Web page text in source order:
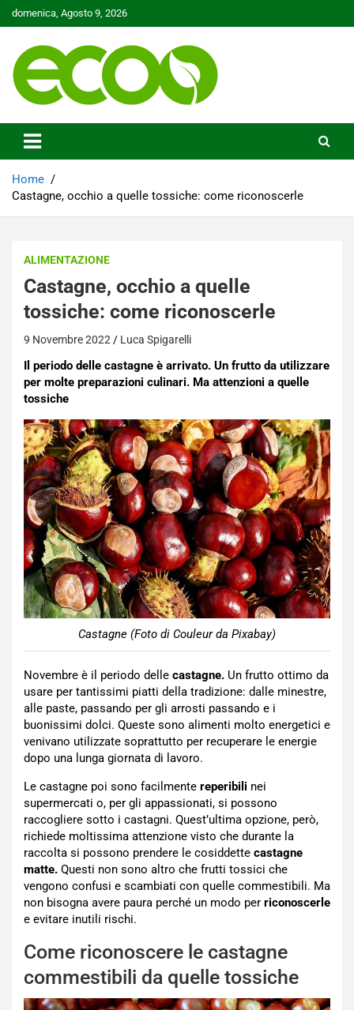
Skip
to
domenica, Agosto 9, 2026
Ecoo.it
Home
Castagne, occhio a quelle tossiche: come riconoscerle
ALIMENTAZIONE
Castagne, occhio a quelle
tossiche: come riconoscerle
9 Novembre 2022 Luca Spigarelli
Il periodo delle castagne è arrivato. Un frutto da utilizzare
per molte preparazioni culinari. Ma attenzioni a quelle
tossiche
Castagne (Foto di Couleur da Pixabay)
Novembre è il periodo delle castagne. Un frutto ottimo da
usare per tantissimi piatti della tradizione: dalle minestre,
alle paste, passando per gli arrosti passando e i
buonissimi dolci. Queste sono alimenti molto energetici e
venivano utilizzate soprattutto per recuperare le energie
dopo una lunga giornata di lavoro.
Le castagne poi sono facilmente reperibili nei
supermercati o, per gli appassionati, si possono
raccogliere sotto i castagni. Quest’ultima opzione, però,
richiede moltissima attenzione visto che durante la
raccolta si possono prendere le cosiddette castagne
matte. Questi non sono altro che frutti tossici che
vengono confusi e scambiati con quelle commestibili. Ma
non bisogna avere paura perché un modo per riconoscerle
e evitare inutili rischi.
Come riconoscere le castagne
commestibili da quelle tossiche